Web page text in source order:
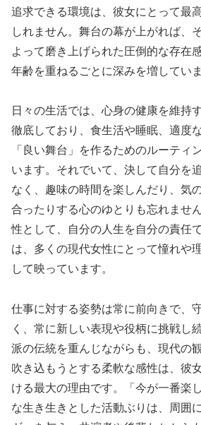
追求できる環境は、彼女にとって最
しれません。舞台の幕が上がれば、
よって磨き上げられた圧倒的な存在
年齢を重ねるごとに深みを増していま
日々の生活では、心身の健康を維持
徹底しており、食生活や睡眠、適度
「良い舞台」を作るためのルーティ
います。それでいて、決して自分を
なく、趣味の時間を楽しんだり、気
合ったりする心のゆとりも忘れませ
性として、自分の人生を自分の責任
は、多くの現代女性にとって憧れや
して映っています。
仕事に対する姿勢は常に前向きで、
く、常に新しい表現や役柄に挑戦し
派の伝統を重んじながらも、現代の
吹き込もうとする柔軟な感性は、彼
ける最大の理由です。「今が一番楽
な生き生きとした活動ぶりは、周囲